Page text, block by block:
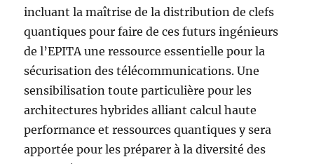
incluant la maîtrise de la distribution de clefs
quantiques pour faire de ces futurs ingénieurs
de l’EPITA une ressource essentielle pour la
sécurisation des télécommunications. Une
sensibilisation toute particulière pour les
architectures hybrides alliant calcul haute
performance et ressources quantiques y sera
apportée pour les préparer à la diversité des